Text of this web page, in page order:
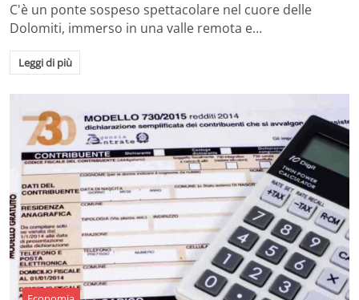
C'è un ponte sospeso spettacolare nel cuore delle
Dolomiti, immerso in una valle remota e…
Leggi di più